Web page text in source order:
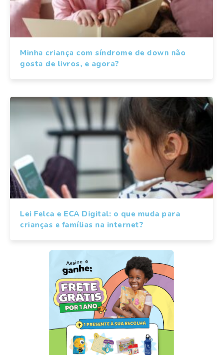
Minha criança com síndrome de down não
gosta de livros, e agora?
Lei Felca e ECA Digital: o que muda para
crianças e famílias na internet?